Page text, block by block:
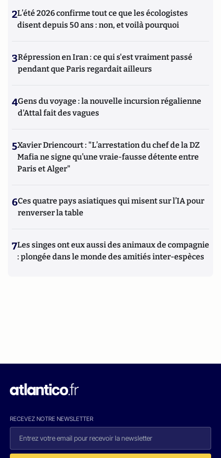
2L’été 2026 confirme tout ce que les écologistes
disent depuis 50 ans : non, et voilà pourquoi
3Répression en Iran : ce qui s'est vraiment passé
pendant que Paris regardait ailleurs
4Gens du voyage : la nouvelle incursion régalienne
d'Attal fait des vagues
5Xavier Driencourt : "L’arrestation du chef de la DZ
Mafia ne signe qu’une vraie-fausse détente entre
Paris et Alger"
6Ces quatre pays asiatiques qui misent sur l’IA pour
renverser la table
7Les singes ont eux aussi des animaux de compagnie
: plongée dans le monde des amitiés inter-espèces
RECEVEZ NOTRE NEWSLETTER